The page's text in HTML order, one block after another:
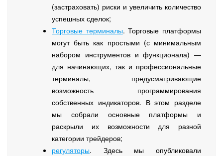
(застраховать) риски и увеличить количество
успешных сделок;
Торговые терминалы. Торговые платформы
могут быть как простыми (с минимальным
набором инструментов и функционала) —
для начинающих, так и профессиональные
терминалы, предусматривающие
возможность программирования
собственных индикаторов. В этом разделе
мы собрали основные платформы и
раскрыли их возможности для разной
категории трейдеров;
регуляторы. Здесь мы опубликовали